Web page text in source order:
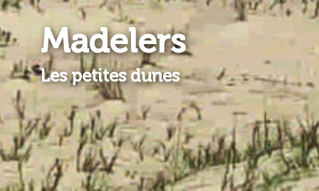
Madelers
Les petites dunes